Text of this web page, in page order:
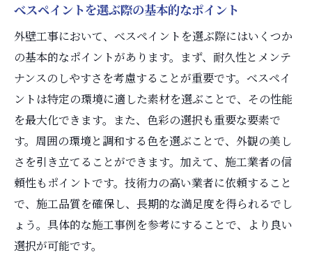
デザイン性と耐久性を両立する技術
べスペイントがもたらす美観向上
外壁工事における素材選びの重要性
持続可能な外壁工事の実現
地域特性を考慮した外壁工事
外壁のべスペイントがもたらす住まいの第一印
象の向上
初めて訪れる人に与えるインパクト
外壁デザインと心理的効果
べスペイントによる印象アップの事例
住まいの顔としての外壁の重要性
べスペイントを選ぶ際の基本的なポイント
外壁工事において、べスペイントを選ぶ際にはいくつか
の基本的なポイントがあります。まず、耐久性とメンテ
ナンスのしやすさを考慮することが重要です。べスペイ
ントは特定の環境に適した素材を選ぶことで、その性能
を最大化できます。また、色彩の選択も重要な要素で
す。周囲の環境と調和する色を選ぶことで、外観の美し
さを引き立てることができます。加えて、施工業者の信
頼性もポイントです。技術力の高い業者に依頼すること
で、施工品質を確保し、長期的な満足度を得られるでし
ょう。具体的な施工事例を参考にすることで、より良い
選択が可能です。